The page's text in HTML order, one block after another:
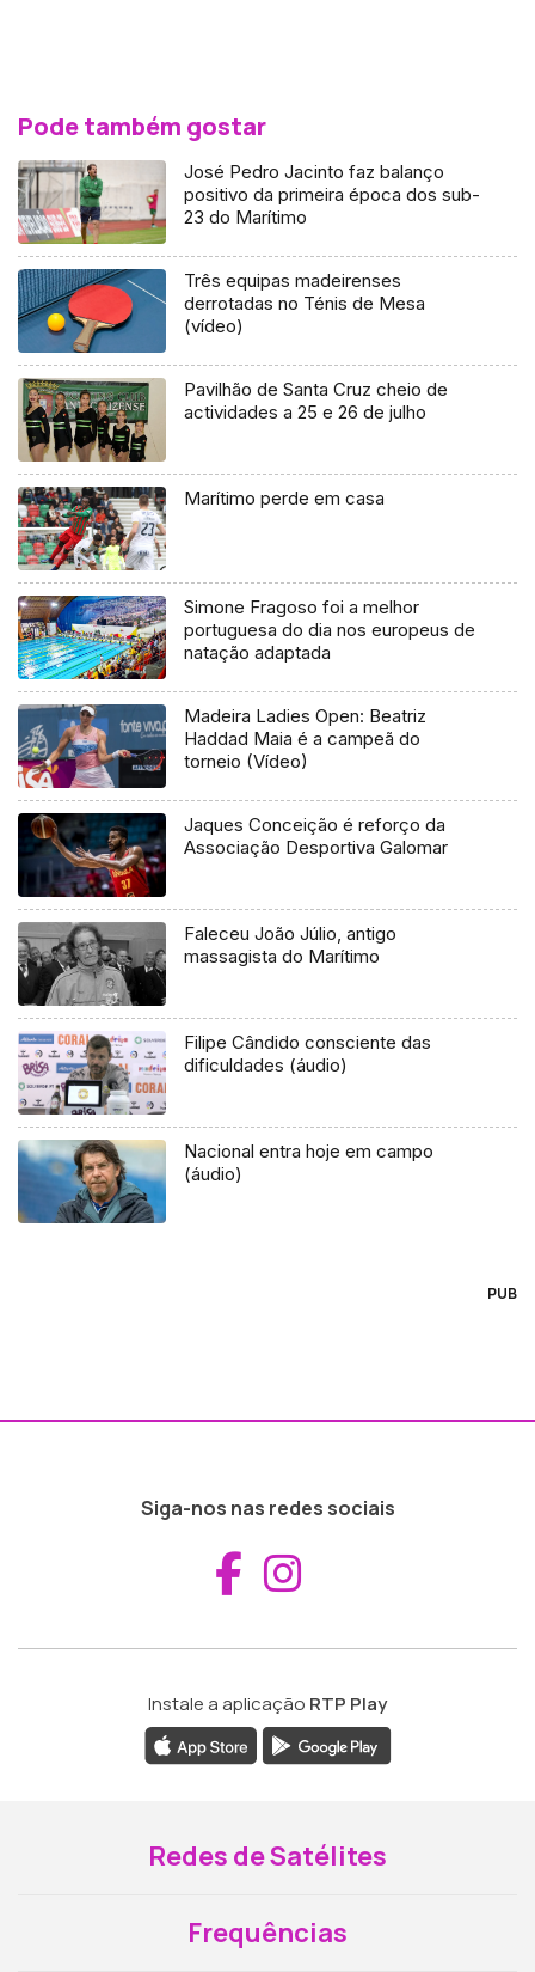
Pode também gostar
José Pedro Jacinto faz balanço
positivo da primeira época dos sub-
23 do Marítimo
Três equipas madeirenses
derrotadas no Ténis de Mesa
(vídeo)
Pavilhão de Santa Cruz cheio de
actividades a 25 e 26 de julho
Marítimo perde em casa
Simone Fragoso foi a melhor
portuguesa do dia nos europeus de
natação adaptada
Madeira Ladies Open: Beatriz
Haddad Maia é a campeã do
torneio (Vídeo)
Jaques Conceição é reforço da
Associação Desportiva Galomar
Faleceu João Júlio, antigo
massagista do Marítimo
Filipe Cândido consciente das
dificuldades (áudio)
Nacional entra hoje em campo
(áudio)
PUB
Siga-nos nas redes sociais
Aceder ao
Instale a aplicação RTP Play
Redes de Satélites
Frequências